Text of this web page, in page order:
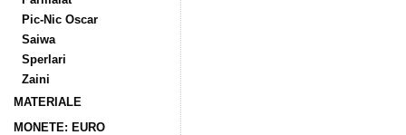
Pic-Nic Oscar
Saiwa
Sperlari
Zaini
MATERIALE
MONETE: EURO